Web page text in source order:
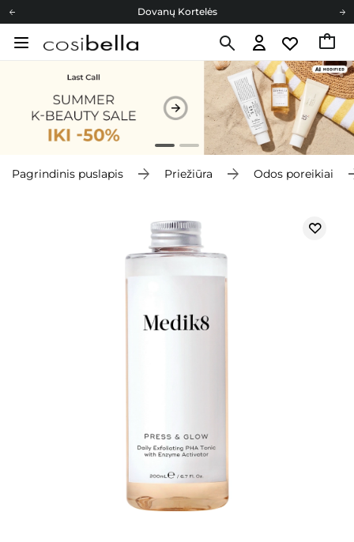
Dovanų Kortelės
Cosibella lojalumo programa
Dovanų Kortelės
Pagrindinis puslapis Priežiūra Odos poreikiai